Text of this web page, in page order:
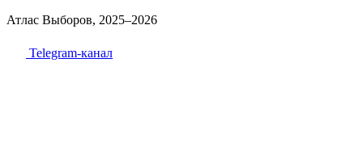
Атлас Выборов, 2025–2026
Telegram-канал